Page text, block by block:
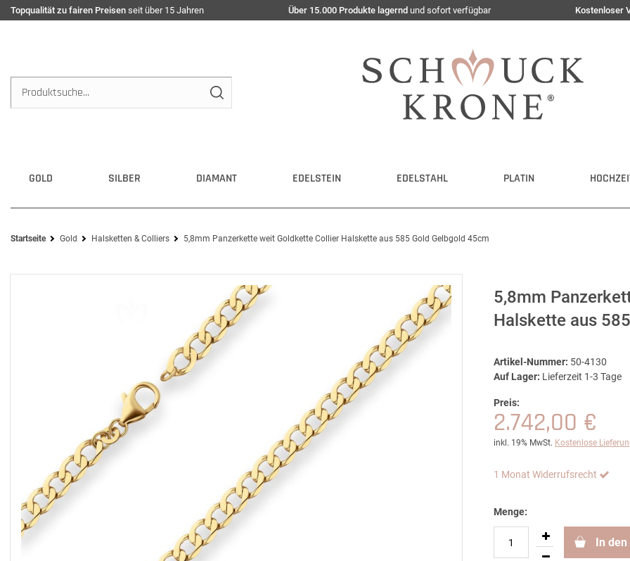
Topqualität zu fairen Preisen seit über 15 Jahren Über 15.000 Produkte lagernd und sofort verfügbar Kostenloser
GOLD SILBER DIAMANT EDELSTEIN EDELSTAHL PLATIN
Startseite Gold Halsketten & Colliers 5,8mm Panzerkette weit Goldkette Collier Halskette aus 585 Gold Gelbgold 45cm
5,8mm
Halskette aus
Artikel-Nummer: 50-4130
Auf Lager: Lieferzeit 1-3 Tage
Preis:
2.742,00 €
inkl. 19% MwSt. Kostenlose
1 Monat Widerrufsrecht
Menge:
In